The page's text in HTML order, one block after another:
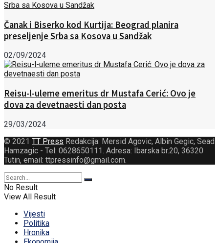
Čanak i Biserko kod Kurtija: Beograd planira
preseljenje Srba sa Kosova u Sandžak
02/09/2024
Reisu-l-uleme emeritus dr Mustafa Cerić: Ovo je
dova za devetnaesti dan posta
29/03/2024
© 2021 TT Press Redakcija: Mersid Agovic, Albin Gegic, Sead
Hamzagic - Tel: 0628650111. Adresa: Ibarska br.20, 36320
Tutin, email: ttpressinfo@gmail.com.
No Result
View All Result
Vijesti
Politika
Hronika